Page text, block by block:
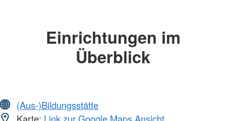
Einrichtungen im
Überblick
(Aus-)Bildungsstätte